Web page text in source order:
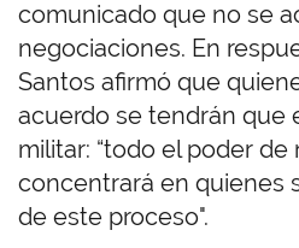
comunicado que no se
negociaciones. En
Santos afirmó que
acuerdo se tendrán que
militar: “todo el poder
concentrará en quienes
de este proceso".